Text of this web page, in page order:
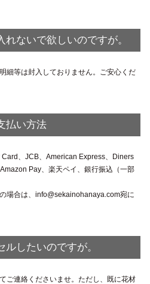
ないで欲しいのですが。
細等は封入しておりません。ご安心くだ
払い方法
、JCB、American Express、Diners
Pay、楽天ペイ、銀行振込（一部
場合は、info@sekainohanaya.com宛に
ルしたいのですが。
ご連絡くださいませ。ただし、既に花材